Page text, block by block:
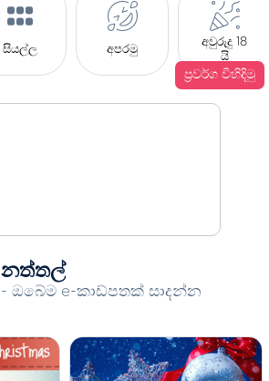
සියල්ල අපරමු
අවුරුදු 18
යි
ප්‍රවර්ග විහිදිමු
නත්තල්
- ඔබේම e-කාඩ්පතක් සාදන්න